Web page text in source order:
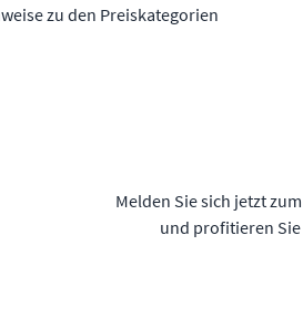
zu den Preiskategorien
Melden Sie sich jetzt
und profitieren